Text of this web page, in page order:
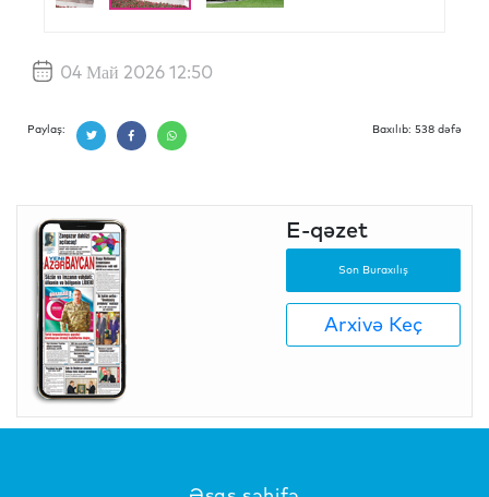
04 Май 2026 12:50
Paylaş: Baxılıb: 538 dəfə
E-qəzet
Son Buraxılış
Arxivə Keç